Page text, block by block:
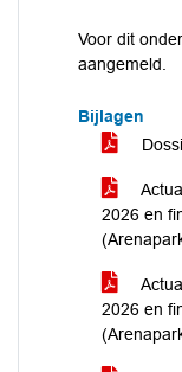
Voor dit
aangemeld.
Bijlagen
2026 en
2026 en